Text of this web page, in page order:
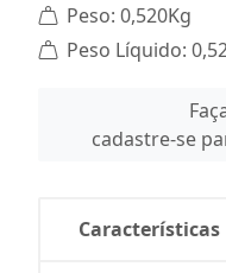
Peso: 0,520Kg
Peso Líquido:
cadastre-se
Características